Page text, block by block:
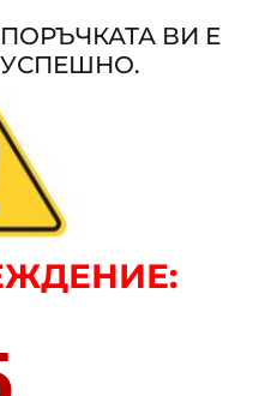
ВИ Е
УСПЕШНО.
: